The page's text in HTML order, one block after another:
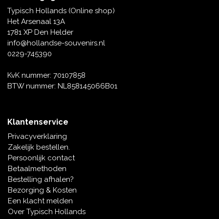
Piet Mondriaan
Maria Sibylla Merian
Jacob Marrel
Fabritius - Het puttertje
Oranje artikelen
Mokken en Pullen
Pillen en Spiegeldoosjes
Theelepels en Schoteltjes
Asbakken
Geschenk-verpakkingen
Fotolijstjes
Opvouwbare Nylon tassen
Toilettassen - Make-up tassen
Rompers en Slabbetjes
Waaiers
Reis - Nekkussens
Delfts blauwe wenskaarten
Delfts blauwe waxinehouders
Delfts blauwe tegels
Delfts blauwe vazen
Delfts blauwe schalen
Delfts blauwe Peper en Zoutstellen
Delfts blauwe servetten
Typisch Hollands (Online shop)
Het Arsenaal 13A
1781 XP Den Helder
info@hollandse-souvenirs.nl
0229-745390
KvK nummer: 70107858
BTW nummer: NL858145066B01
Klantenservice
Privacyverklaring
Zakelijk bestellen.
Persoonlijk contact
Betaalmethoden
Bestelling afhalen?
Bezorging & Kosten
Een klacht melden
Over Typisch Hollands